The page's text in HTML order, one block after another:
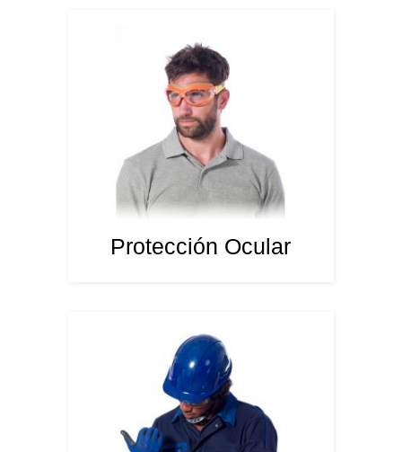
Protección Ocular